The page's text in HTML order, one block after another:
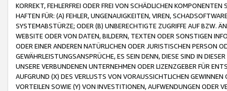
KORREKT, FEHLERFREI ODER FREI VON SCHÄDLICHEN
HAFTEN FÜR: (A) FEHLER, UNGENAUIGKEITEN, VIREN,
SYSTEMABSTÜRZE; ODER (B) UNBERECHTIGTE ZUGRIFFE AUF BZW.
WEBSITE ODER VON DATEN, BILDERN, TEXTEN ODER SONSTIGEN
ODER EINER ANDEREN NATÜRLICHEN ODER JURISTISCHEN PERSON
GEWÄHRLEISTUNGSANSPRÜCHE, ES SEIN DENN, DIESE SIND IN
UNSERE VERBUNDENEN UNTERNEHMEN ODER LIZENZGEBER FÜR
AUFGRUND (X) DES VERLUSTS VON VORAUSSICHTLICHEN
VORTEILEN SOWIE (Y) VON INVESTITIONEN, AUFWENDUNGEN ODER